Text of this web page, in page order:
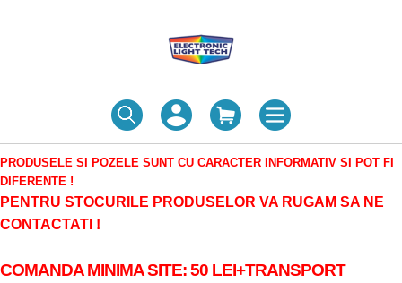
PRODUSELE SI POZELE SUNT CU CARACTER INFORMATIV SI POT FI
DIFERENTE !
PENTRU STOCURILE PRODUSELOR VA RUGAM SA NE
CONTACTATI !
COMANDA MINIMA SITE: 50 LEI+TRANSPORT